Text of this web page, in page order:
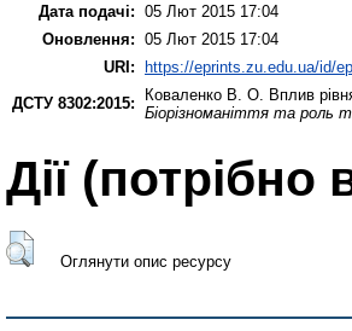
Дата подачі: 05 Лют 2015 17:04
Оновлення: 05 Лют 2015 17:04
URI: https://eprints.zu.edu.ua/id/
ДСТУ 8302:2015:
Коваленко В. О. Вплив
Біорізноманіття та роль
Дії ​​(потрібно
Оглянути опис ресурсу